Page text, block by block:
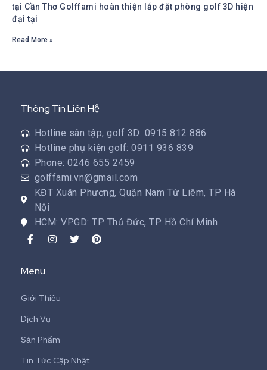
tại Cần Thơ Golffami hoàn thiện lắp đặt phòng golf 3D hiện
đại tại
Read More »
Thông Tin Liên Hệ
Hotline sân tập, golf 3D: 0915 812 886
Hotline phụ kiện golf: 0911 936 839
Phone: 0246 655 2459
golffami.vn@gmail.com
KĐT Xuân Phương, Quận Nam Từ Liêm, TP Hà
Nội
HCM: VPGD: TP Thủ Đức, TP Hồ Chí Minh
Menu
Giới Thiệu
Dịch Vụ
Sản Phẩm
Tin Tức Cập Nhật